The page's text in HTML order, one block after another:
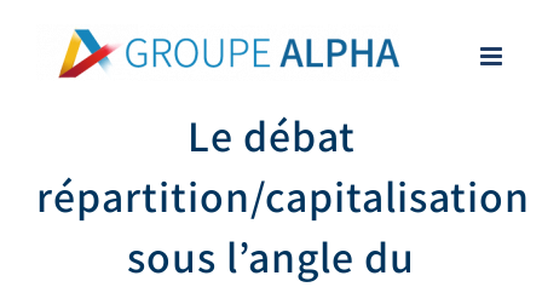
Le débat
répartition/capitalisation
sous l’angle du